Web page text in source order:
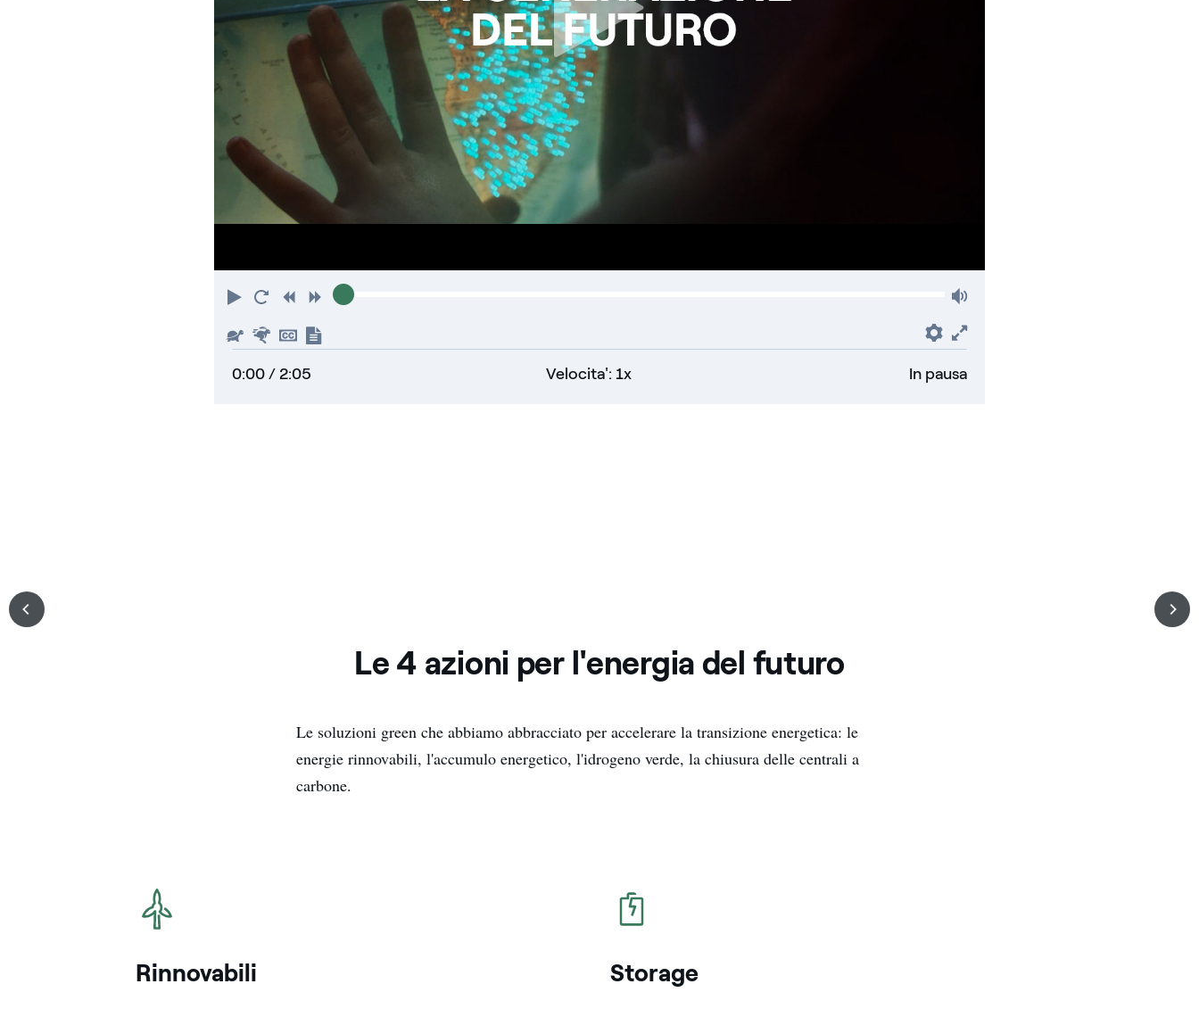
Riproduci
TornaIndietro
Avanti
Piu'
lento
Piu'
veloce
Nascondi
sottotitoli
trascrizione
Preferenze
0:00/ 2:05 Velocita': 1x In pausa
Le 4 azioni per l'energia del futuro
Le soluzioni green che abbiamo abbracciato per accelerare la transizione energetica: le
energie rinnovabili, l'accumulo energetico, l'idrogeno verde, la chiusura delle centrali a
carbone.
icona
Rinnovabili
icona
Storage